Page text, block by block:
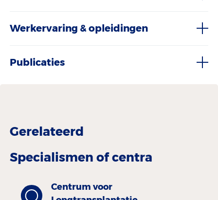
Werkervaring & opleidingen
Publicaties
Gerelateerd
Specialismen of centra
Centrum voor